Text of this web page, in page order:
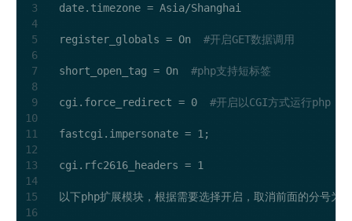
date.timezone = Asia/Shanghai
register_globals = On #开启GET数据调用
short_open_tag = On #php支持短标签
cgi.force_redirect = 0 #开启以CGI方式运行php
fastcgi.impersonate = 1;
cgi.rfc2616_headers = 1
以下php扩展模块，根据需要选择开启，取消前面的分号为